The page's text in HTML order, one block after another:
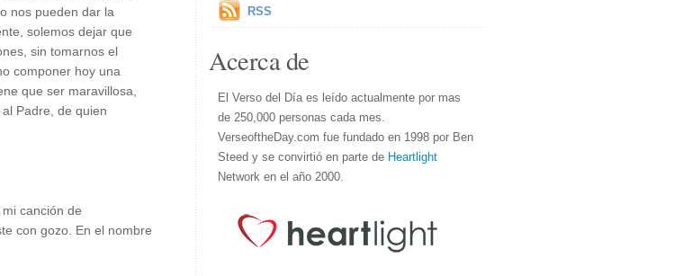
nos pueden dar la
solemos dejar que
sin tomarnos el
componer hoy una
que ser maravillosa,
Padre, de quien
canción de
con gozo. En el nombre
RSS
Acerca de
El Verso del Día es leído actualmente por mas
de 250,000 personas cada mes.
VerseoftheDay.com fue fundado en 1998 por Ben
Steed y se convirtió en parte de Heartlight
Network en el año 2000.